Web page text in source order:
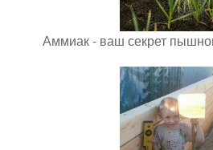
Аммиак - ваш секрет